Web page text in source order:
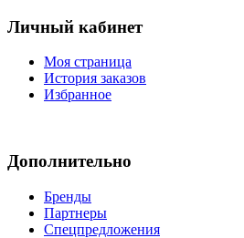
Личный кабинет
Моя страница
История заказов
Избранное
Дополнительно
Бренды
Партнеры
Спецпредложения